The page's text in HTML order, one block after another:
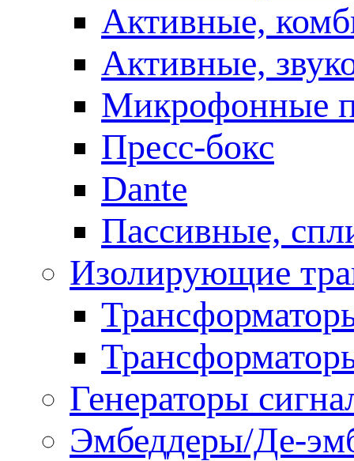
Активные,
Активные,
Микрофонные
Пресс-бокс
Dante
Пассивные,
Изолирующие
Генераторы
Эмбеддеры/Де-